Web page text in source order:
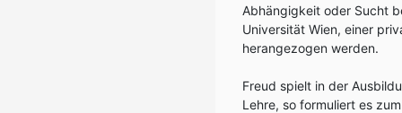
Abhängigkeit oder Sucht
Universität Wien, einer
herangezogen werden.
Freud spielt in der
Lehre, so formuliert es